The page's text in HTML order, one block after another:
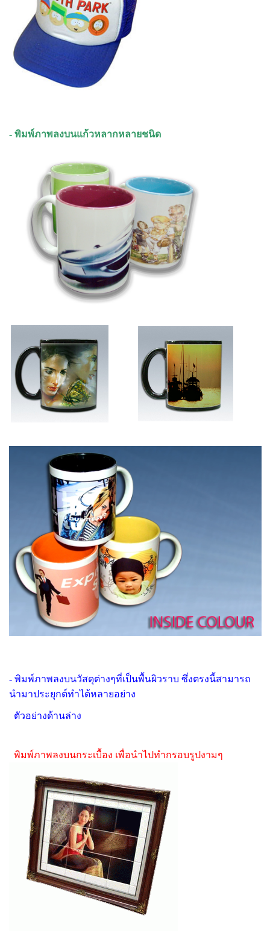
- พิมพ์ภาพลงบนแก้วหลากหลายชนิด
- พิมพ์ภาพลงบนวัสดุต่างๆที่เป็นพื้นผิวราบ ซึ่งตรงนี้สามารถ
นำมาประยุกต์ทำได้หลายอย่าง
ตัวอย่างด้านล่าง
พิมพ์ภาพลงบนกระเบื้อง เพื่อนำไปทำกรอบรูปงามๆ